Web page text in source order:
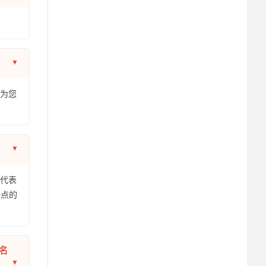
您
表
的